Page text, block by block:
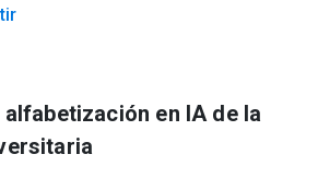
en IA de la